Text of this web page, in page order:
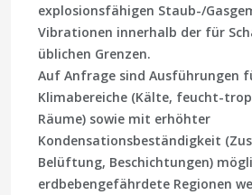
explosionsfähigen Staub-/
Vibrationen innerhalb der für
üblichen Grenzen.
Auf Anfrage sind Ausführungen
Klimabereiche (Kälte, feucht-
Räume) sowie mit erhöhter
Kondensationsbeständigkeit
Belüftung, Beschichtungen)
erdbebengefährdete Regionen